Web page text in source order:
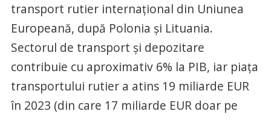
transport rutier internațional din Uniunea
Europeană, după Polonia și Lituania.
Sectorul de transport și depozitare
contribuie cu aproximativ 6% la PIB, iar piața
transportului rutier a atins 19 miliarde EUR
în 2023 (din care 17 miliarde EUR doar pe